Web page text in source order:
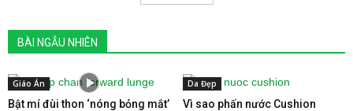
BÀI NGẪU NHIÊN
Giáo Án
Bật mí đùi thon ‘nóng bỏng mắt’
Da Đẹp
Vì sao phấn nước Cushion